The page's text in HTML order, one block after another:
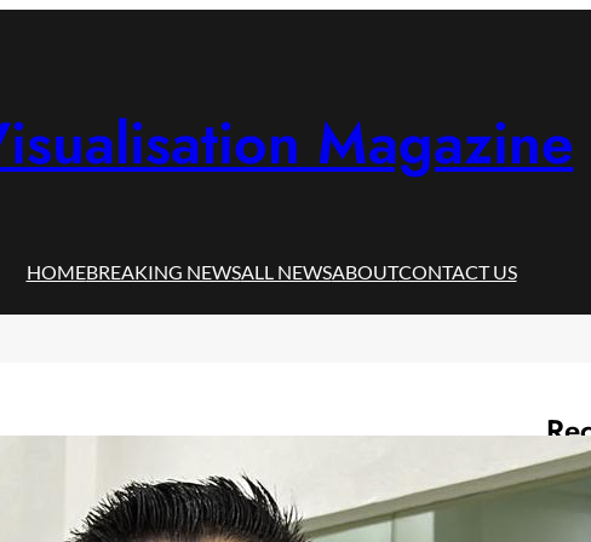
Magazine
HOMEBREAKING NEWSALL NEWSABOUTCONTACT US